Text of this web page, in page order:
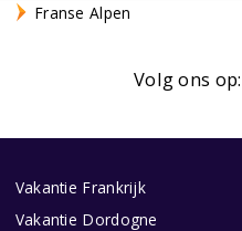
Franse Alpen
Volg ons op:
Vakantie Frankrijk
Vakantie Dordogne